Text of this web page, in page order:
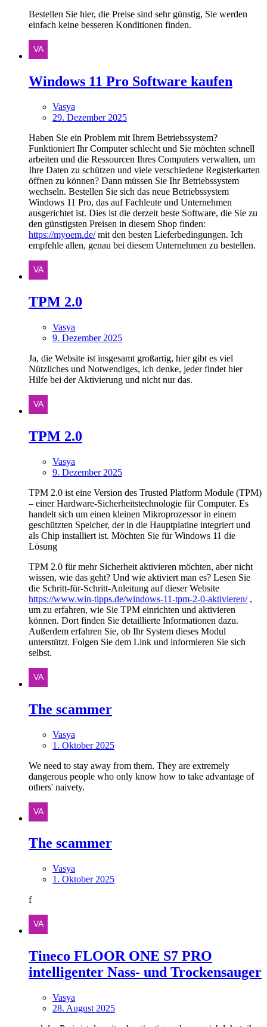
Bestellen Sie hier, die Preise sind sehr günstig, Sie werden
einfach keine besseren Konditionen finden.
Windows 11 Pro Software kaufen
Vasya
29. Dezember 2025
Haben Sie ein Problem mit Ihrem Betriebssystem?
Funktioniert Ihr Computer schlecht und Sie möchten schnell
arbeiten und die Ressourcen Ihres Computers verwalten, um
Ihre Daten zu schützen und viele verschiedene Registerkarten
öffnen zu können? Dann müssen Sie Ihr Betriebssystem
wechseln. Bestellen Sie sich das neue Betriebssystem
Windows 11 Pro, das auf Fachleute und Unternehmen
ausgerichtet ist. Dies ist die derzeit beste Software, die Sie zu
den günstigsten Preisen in diesem Shop finden:
https://myoem.de/mit den besten Lieferbedingungen. Ich
empfehle allen, genau bei diesem Unternehmen zu bestellen.
TPM 2.0
Vasya
9. Dezember 2025
Ja, die Website ist insgesamt großartig, hier gibt es viel
Nützliches und Notwendiges, ich denke, jeder findet hier
Hilfe bei der Aktivierung und nicht nur das.
TPM 2.0
Vasya
9. Dezember 2025
TPM 2.0 ist eine Version des Trusted Platform Module (TPM)
– einer Hardware-Sicherheitstechnologie für Computer. Es
handelt sich um einen kleinen Mikroprozessor in einem
geschützten Speicher, der in die Hauptplatine integriert und
als Chip installiert ist. Möchten Sie für Windows 11 die
Lösung
TPM 2.0 für mehr Sicherheit aktivieren möchten, aber nicht
wissen, wie das geht? Und wie aktiviert man es? Lesen Sie
die Schritt-für-Schritt-Anleitung auf dieser Website
https://www.win-tipps.de/windows-11-tpm-2-0-aktivieren/,
um zu erfahren, wie Sie TPM einrichten und aktivieren
können. Dort finden Sie detaillierte Informationen dazu.
Außerdem erfahren Sie, ob Ihr System dieses Modul
unterstützt. Folgen Sie dem Link und informieren Sie sich
selbst.
The scammer
Vasya
1. Oktober 2025
We need to stay away from them. They are extremely
dangerous people who only know how to take advantage of
others' naivety.
The scammer
Vasya
1. Oktober 2025
f
Tineco FLOOR ONE S7 PRO
intelligenter Nass- und Trockensauger
Vasya
28. August 2025